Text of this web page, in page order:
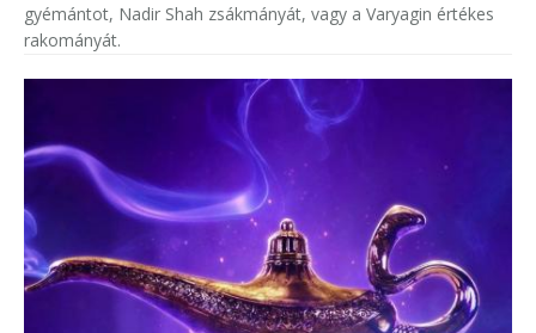
gyémántot, Nadir Shah zsákmányát, vagy a Varyagin értékes
rakományát.